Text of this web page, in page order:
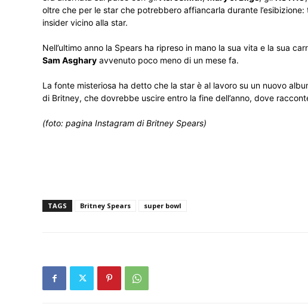
oltre che per le star che potrebbero affiancarla durante l’esibizione:
insider vicino alla star.
Nell’ultimo anno la Spears ha ripreso in mano la sua vita e la sua
Sam Asghary avvenuto poco meno di un mese fa.
La fonte misteriosa ha detto che la star è al lavoro su un nuovo
di Britney, che dovrebbe uscire entro la fine dell’anno, dove
(foto: pagina Instagram di Britney Spears)
TAGS Britney Spears super bowl